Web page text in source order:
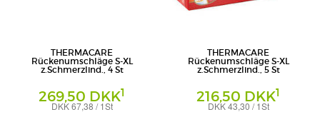
THERMACARE
Rückenumschläge S-XL
z.Schmerzlind., 4 St
269,50 DKK1
DKK 67,38 / 1St
THERMACARE
Rückenumschläge S-XL
z.Schmerzlind., 5 St
216,50 DKK1
DKK 43,30 / 1St